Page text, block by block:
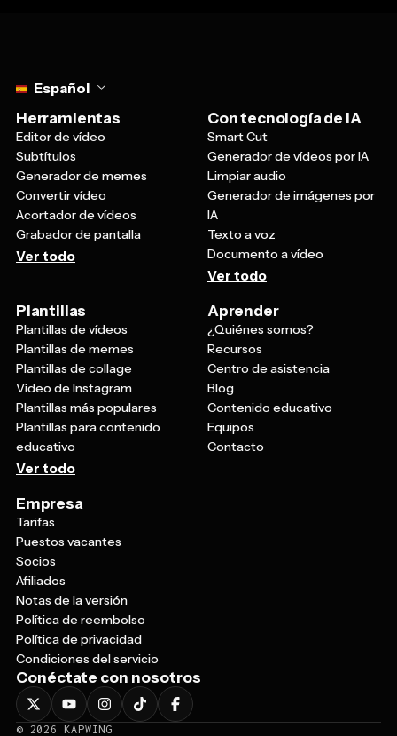
Español
Herramientas
Editor de vídeo
Subtítulos
Generador de memes
Convertir vídeo
Acortador de vídeos
Grabador de pantalla
Ver todo
Con tecnología de IA
Smart Cut
Generador de vídeos por IA
Limpiar audio
Generador de imágenes por
IA
Texto a voz
Documento a vídeo
Ver todo
Plantillas
Plantillas de vídeos
Plantillas de memes
Plantillas de collage
Vídeo de Instagram
Plantillas más populares
Plantillas para contenido
educativo
Ver todo
Aprender
¿Quiénes somos?
Recursos
Centro de asistencia
Blog
Contenido educativo
Equipos
Contacto
Empresa
Tarifas
Puestos vacantes
Socios
Afiliados
Notas de la versión
Política de reembolso
Política de privacidad
Condiciones del servicio
Conéctate con nosotros
© 2026 KAPWING